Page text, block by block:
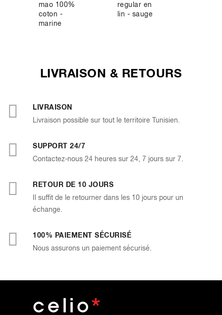
mao 100%
coton -
marine
regular en
lin - sauge
LIVRAISON & RETOURS
LIVRAISON
Livraison possible sur tout le territoire Tunisien.
SUPPORT 24/7
Contactez-nous 24 heures sur 24, 7 jours sur 7.
RETOUR DE 10 JOURS
Il suffit de le retourner dans les 10 jours pour un
échange.
100% PAIEMENT SÉCURISÉ
Nous assurons un paiement sécurisé.